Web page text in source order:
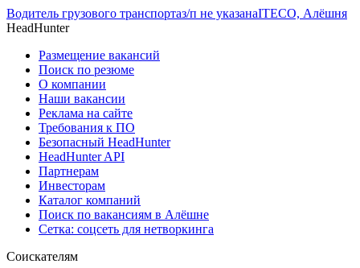
Водитель грузового транспортаз/п не указанаITECO, Алёшня
HeadHunter
Размещение вакансий
Поиск по резюме
О компании
Наши вакансии
Реклама на сайте
Требования к ПО
Безопасный HeadHunter
HeadHunter API
Партнерам
Инвесторам
Каталог компаний
Поиск по вакансиям в Алёшне
Сетка: соцсеть для нетворкинга
Соискателям